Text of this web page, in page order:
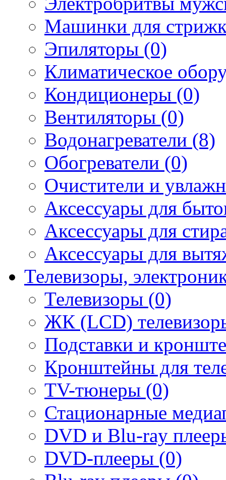
Машинки для
Эпиляторы (0)
Климатическое
Кондиционеры (0)
Вентиляторы (0)
Водонагреватели (8)
Обогреватели (0)
Очистители и
Аксессуары для
Аксессуары для
Аксессуары для
Телевизоры,
Телевизоры (0)
ЖК (LCD)
Подставки и
Кронштейны для
TV-тюнеры (0)
Стационарные
DVD и Blu-ray
DVD-плееры (0)